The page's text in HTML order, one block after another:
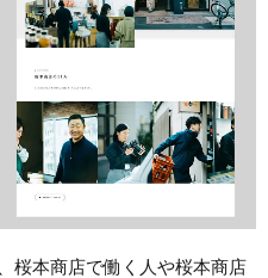
桜本商店で働く人や桜本商店